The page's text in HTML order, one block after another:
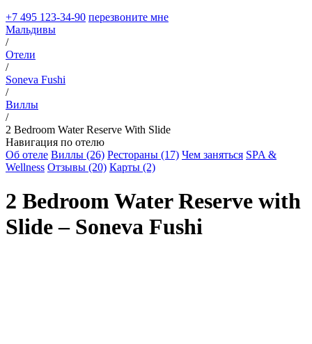
+7 495 123-34-90 перезвоните мне
Мальдивы
/
Отели
/
Soneva Fushi
/
Виллы
/
2 Bedroom Water Reserve With Slide
Навигация по отелю
Об отеле Виллы (26) Рестораны (17) Чем заняться SPA &
Wellness Отзывы (20) Карты (2)
2 Bedroom Water Reserve with
Slide – Soneva Fushi